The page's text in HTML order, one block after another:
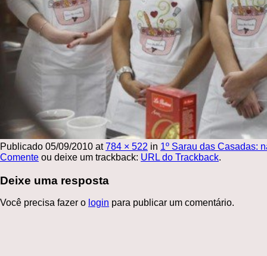
Publicado 05/09/2010 at784 × 522 in 1º Sarau das Casadas:
Comente ou deixe um trackback: URL do Trackback.
Deixe uma resposta
Você precisa fazer o login para publicar um comentário.